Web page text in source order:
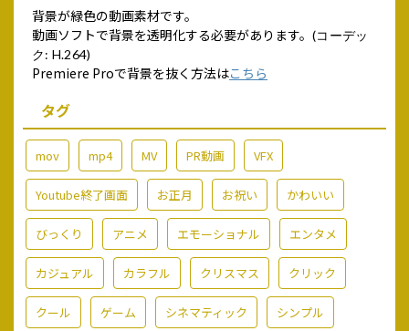
背景が緑色の動画素材です。
動画ソフトで背景を透明化する必要があります。 (コーデッ
ク: H.264)
Premiere Proで背景を抜く方法はこちら
タグ
mov mp4 MV PR動画 VFX
Youtube終了画面 お正月 お祝い かわいい
びっくり アニメ エモーショナル エンタメ
カジュアル カラフル クリスマス クリック
クール ゲーム シネマティック シンプル